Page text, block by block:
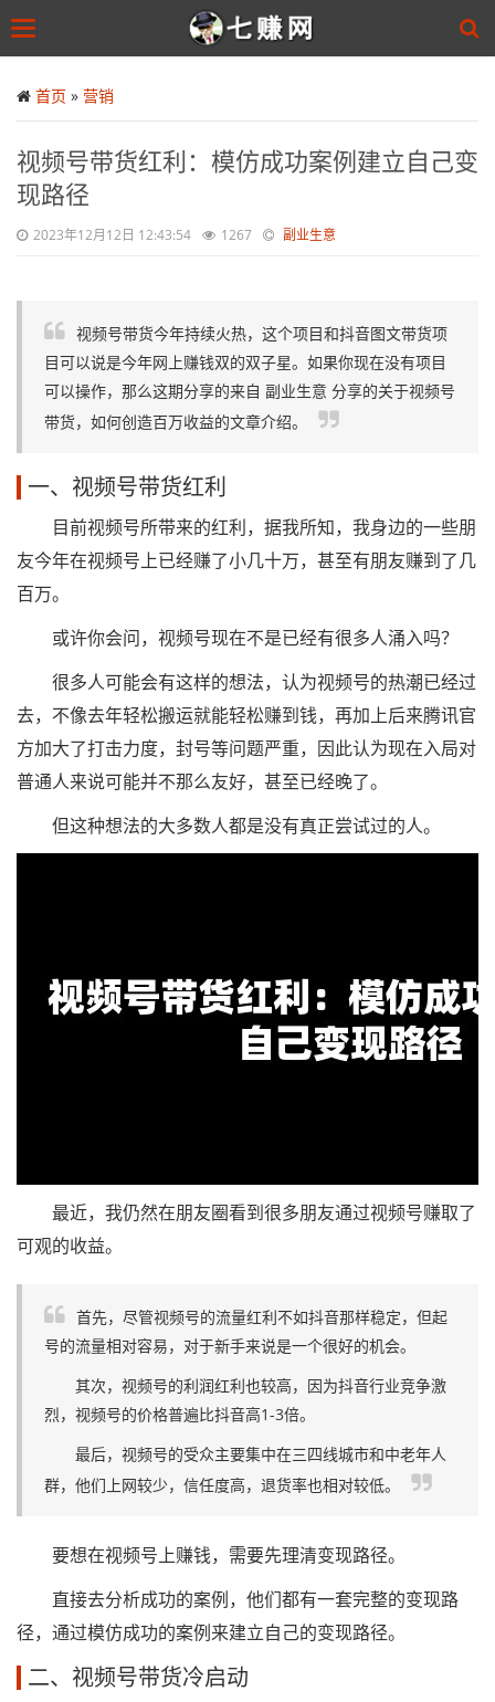
to
main
Toggle
首页 » 营销
视频号带货红利：模仿成功案例建立自己变
现路径
2023年12月12日 12:43:54 1267 副业生意
视频号带货今年持续火热，这个项目和抖音图文带货项
目可以说是今年网上赚钱双的双子星。如果你现在没有项目
可以操作，那么这期分享的来自 副业生意 分享的关于视频号
带货，如何创造百万收益的文章介绍。
一、视频号带货红利
目前视频号所带来的红利，据我所知，我身边的一些朋
友今年在视频号上已经赚了小几十万，甚至有朋友赚到了几
百万。
或许你会问，视频号现在不是已经有很多人涌入吗？
很多人可能会有这样的想法，认为视频号的热潮已经过
去，不像去年轻松搬运就能轻松赚到钱，再加上后来腾讯官
方加大了打击力度，封号等问题严重，因此认为现在入局对
普通人来说可能并不那么友好，甚至已经晚了。
但这种想法的大多数人都是没有真正尝试过的人。
最近，我仍然在朋友圈看到很多朋友通过视频号赚取了
可观的收益。
首先，尽管视频号的流量红利不如抖音那样稳定，但起
号的流量相对容易，对于新手来说是一个很好的机会。
其次，视频号的利润红利也较高，因为抖音行业竞争激
烈，视频号的价格普遍比抖音高1-3倍。
最后，视频号的受众主要集中在三四线城市和中老年人
群，他们上网较少，信任度高，退货率也相对较低。
要想在视频号上赚钱，需要先理清变现路径。
直接去分析成功的案例，他们都有一套完整的变现路
径，通过模仿成功的案例来建立自己的变现路径。
二、视频号带货冷启动